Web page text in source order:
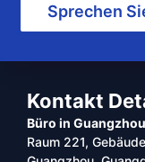
Sprechen
Kontakt
Büro in
Raum 221,